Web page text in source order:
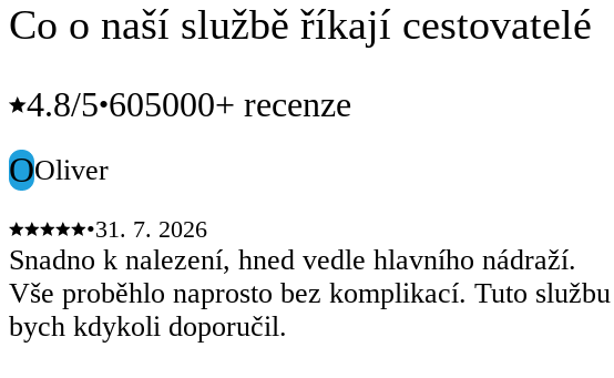
Co o naší službě říkají cestovatelé
4.8/5•605000+ recenze
OOliver
•31. 7. 2026
Snadno k nalezení, hned vedle hlavního nádraží.
Vše proběhlo naprosto bez komplikací. Tuto službu
bych kdykoli doporučil.